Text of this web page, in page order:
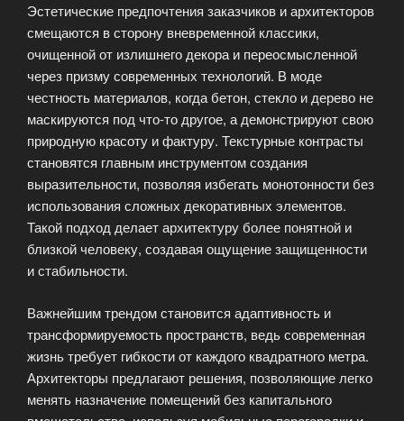
Эстетические предпочтения заказчиков и архитекторов
смещаются в сторону вневременной классики,
очищенной от излишнего декора и переосмысленной
через призму современных технологий. В моде
честность материалов, когда бетон, стекло и дерево не
маскируются под что-то другое, а демонстрируют свою
природную красоту и фактуру. Текстурные контрасты
становятся главным инструментом создания
выразительности, позволяя избегать монотонности без
использования сложных декоративных элементов.
Такой подход делает архитектуру более понятной и
близкой человеку, создавая ощущение защищенности
и стабильности.
Важнейшим трендом становится адаптивность и
трансформируемость пространств, ведь современная
жизнь требует гибкости от каждого квадратного метра.
Архитекторы предлагают решения, позволяющие легко
менять назначение помещений без капитального